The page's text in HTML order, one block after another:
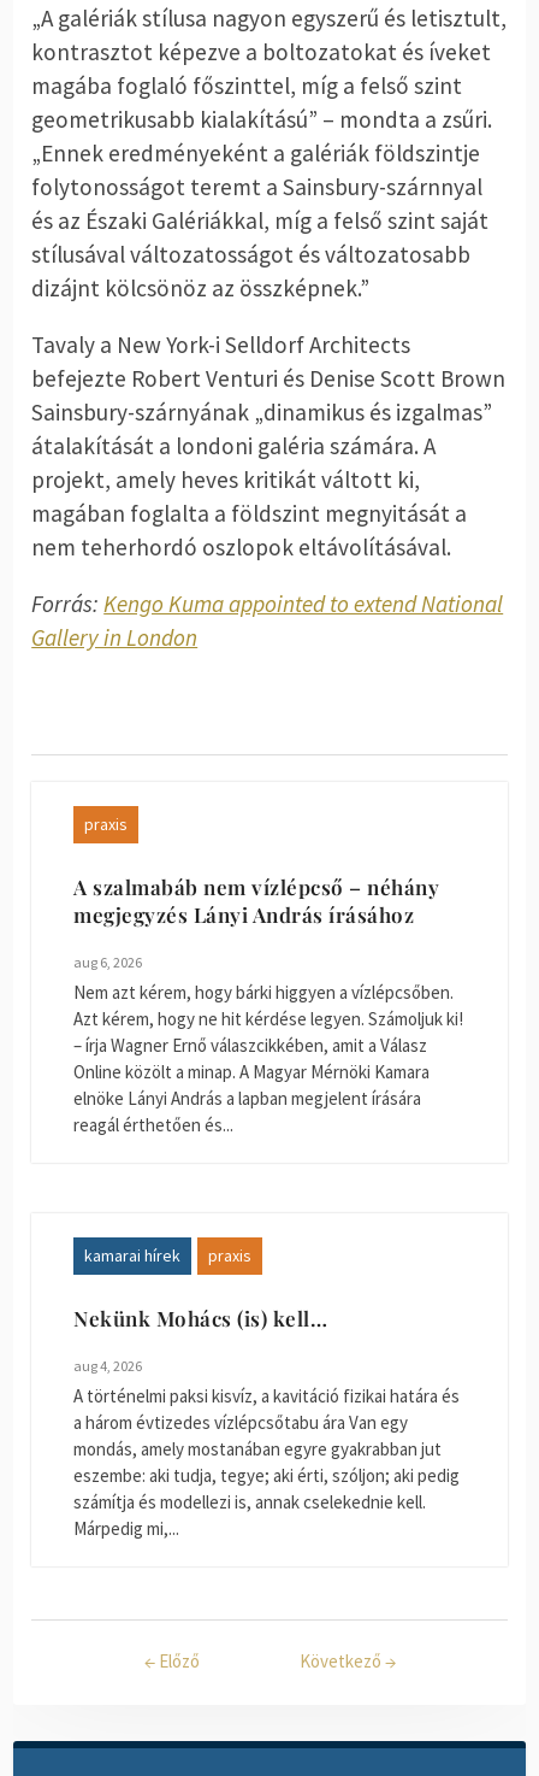
„A galériák stílusa nagyon egyszerű és letisztult,
kontrasztot képezve a boltozatokat és íveket
magába foglaló főszinttel, míg a felső szint
geometrikusabb kialakítású” – mondta a zsűri.
„Ennek eredményeként a galériák földszintje
folytonosságot teremt a Sainsbury-szárnnyal
és az Északi Galériákkal, míg a felső szint saját
stílusával változatosságot és változatosabb
dizájnt kölcsönöz az összképnek.”
Tavaly a New York-i Selldorf Architects
befejezte Robert Venturi és Denise Scott Brown
Sainsbury-szárnyának „dinamikus és izgalmas”
átalakítását a londoni galéria számára. A
projekt, amely heves kritikát váltott ki,
magában foglalta a földszint megnyitását a
nem teherhordó oszlopok eltávolításával.
Forrás:Kengo Kuma appointed to extend National
Gallery in London
praxis
A szalmabáb nem vízlépcső – néhány
megjegyzés Lányi András írásához
aug 6, 2026
Nem azt kérem, hogy bárki higgyen a vízlépcsőben.
Azt kérem, hogy ne hit kérdése legyen. Számoljuk ki!
– írja Wagner Ernő válaszcikkében, amit a Válasz
Online közölt a minap. A Magyar Mérnöki Kamara
elnöke Lányi András a lapban megjelent írására
reagál érthetően és...
kamarai hírek praxis
Nekünk Mohács (is) kell…
aug 4, 2026
A történelmi paksi kisvíz, a kavitáció fizikai határa és
a három évtizedes vízlépcsőtabu ára Van egy
mondás, amely mostanában egyre gyakrabban jut
eszembe: aki tudja, tegye; aki érti, szóljon; aki pedig
számítja és modellezi is, annak cselekednie kell.
Márpedig mi,...
← Előző Következő →